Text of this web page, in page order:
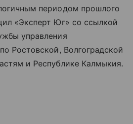
периодом прошлого
«Эксперт Юг» со ссылкой
управления
по Ростовской, Волгоградской
и Республике Калмыкия.